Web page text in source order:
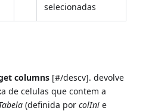
selecionadas
columns [#/descv]. devolve
de celulas que contem a
(definida porcolIni e